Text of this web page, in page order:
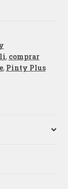
, comprar
, Pinty Plus